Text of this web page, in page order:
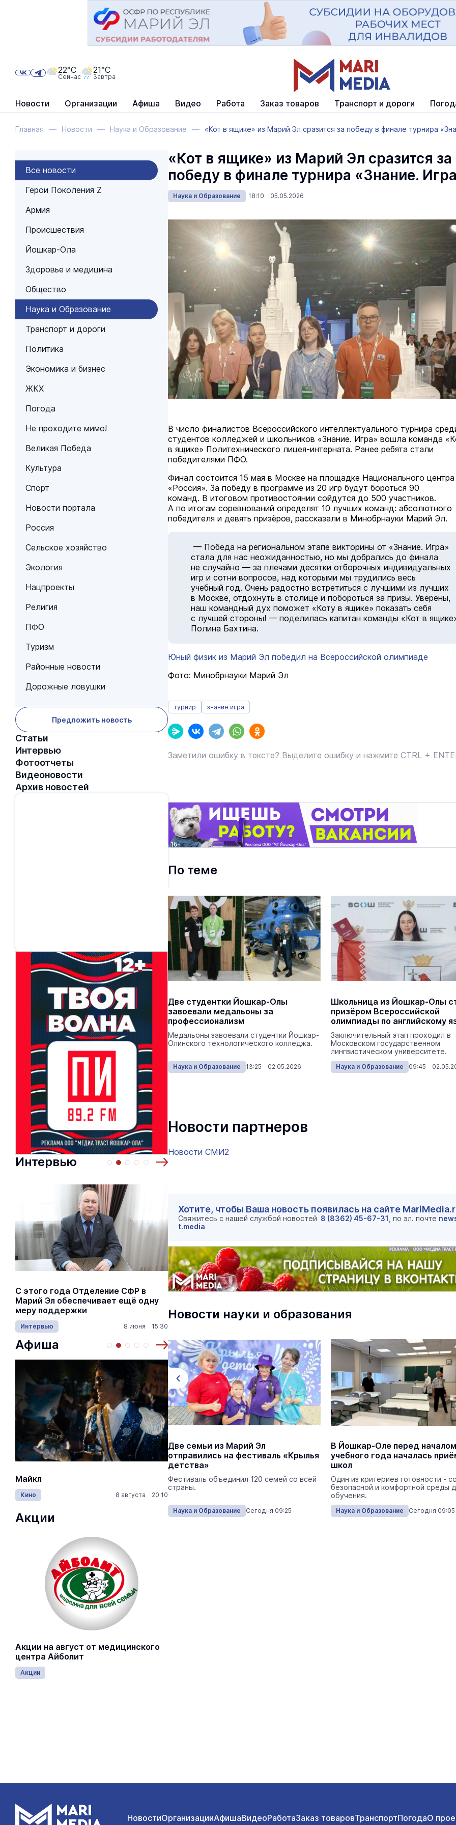
Новости Организации Афиша Видео Работа Заказ товаров Транспорт и дороги
22°C
Сейчас
21°C
Завтра
Главная Новости Наука и Образование «Кот в ящике» из Марий Эл сразится за победу в финале турнира
Все новости
Герои Поколения Z
Армия
Происшествия
Йошкар-Ола
Здоровье и медицина
Общество
Наука и Образование
Транспорт и дороги
Политика
Экономика и бизнес
ЖКХ
Погода
Не проходите мимо!
Великая Победа
Культура
Спорт
Новости портала
Россия
Сельское хозяйство
Экология
Нацпроекты
Религия
ПФО
Туризм
Районные новости
Дорожные ловушки
Предложить новость
Статьи
Интервью
Фотоотчеты
Видеоновости
Архив новостей
Интервью
С этого года Отделение СФР в
Марий Эл обеспечивает ещё одну
меру поддержки
Интервью 8 июня 15:30
Алексей Ямаев о премьере в театре
лёгких спектаклей»
Как узнать на законных
кто собственник
Афиша
Майкл
Кино 8 августа 20:10
Лида / Lida
26 августа 19:00
лабиринту
Город
Акции
Акции на август от медицинского
центра Айболит
Акции
«Кот в ящике» из Марий Эл сразится за
победу в финале турнира «Знание.
Наука и Образование 18:10 05.05.2026
В число финалистов Всероссийского интеллектуального турнира
студентов колледжей и школьников «Знание. Игра» вошла команда
в ящике» Политехнического лицея-интерната. Ранее ребята стали
победителями ПФО.
Финал состоится 15 мая в Москве на площадке Национального центра
«Россия». За победу в программе из 20 игр будут бороться 90
команд. В итоговом противостоянии сойдутся до 500 участников.
А по итогам соревнований определят 10 лучших команд: абсолютного
победителя и девять призёров, рассказали в Минобрнауки Марий Эл.
— Победа на региональном этапе викторины от «Знание. Игра»
стала для нас неожиданностью, но мы добрались до финала
не случайно — за плечами десятки отборочных индивидуальных
игр и сотни вопросов, над которыми мы трудились весь
учебный год. Очень радостно встретиться с лучшими из лучших
в Москве, отдохнуть в столице и побороться за призы. Уверены,
наш командный дух поможет «Коту в ящике» показать себя
с лучшей стороны! — поделилась капитан команды «Кот в
Полина Бахтина.
Юный физик из Марий Эл победил на Всероссийской олимпиаде
Фото: Минобрнауки Марий Эл
турнир знание игра
Заметили ошибку в тексте? Выделите ошибку и нажмите CTRL +
По теме
Две студентки Йошкар-Олы
завоевали медальоны за
профессионализм
Медальоны завоевали студентки Йошкар-
Олинского технологического колледжа.
Наука и Образование 13:25 02.05.2026
Школьница из Йошкар-Олы
призёром Всероссийской
олимпиады по английскому
Заключительный этап проходил в
Московском государственном
лингвистическом университете.
Наука и Образование 09:45
Новости партнеров
Новости СМИ2
Хотите, чтобы Ваша новость появилась на сайте
Свяжитесь с нашей службой новостей 8 (8362) 45-67-31 , по эл. почте
t.media
Новости науки и образования
Глава Марий Эл приехал к
активистам «Движения Первых» в
Там он встретился с наставниками и
активистами «Движения Первых».
Две семьи из Марий Эл
отправились на фестиваль «Крылья
детства»
Фестиваль объединил 120 семей со всей
страны.
Наука и Образование Сегодня 09:25
В Йошкар-Оле перед началом
учебного года началась
школ
Один из критериев готовности -
безопасной и комфортной среды
обучения.
Наука и Образование Сегодня 09:05
В марийском лесу засекли
бесшумную хищницу
Экология Вчера
НовостиОрганизацииАфишаВидеоРаботаЗаказ товаровТранспортПогодаО